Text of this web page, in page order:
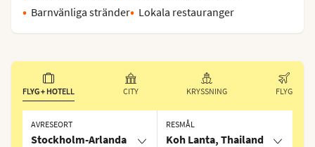
Barnvänliga stränder
Lokala restauranger
FLYG + HOTELL CITY KRYSSNING FLYG
AVRESEORT
Stockholm-Arlanda
RESMÅL
Koh Lanta, Thailand